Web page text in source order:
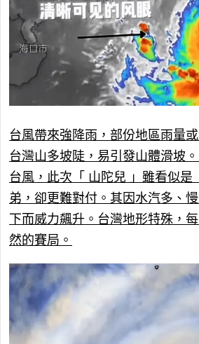
台風帶來強降雨，部份地區雨量
台灣山多坡陡，易引發山體滑坡。
台風，此次「 山陀兒 」雖看似是
弟，卻更難對付。其因水汽多、
下而威力飆升。台灣地形特殊，
然的賽局。